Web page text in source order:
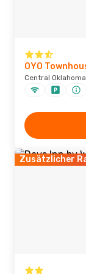
OYO
Central
Zusätzlicher